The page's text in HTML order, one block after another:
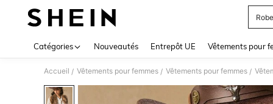
Catégories Nouveautés Entrepôt UE Vêtements pour
Accueil / Vêtements pour femmes / Vêtements pour femmes /